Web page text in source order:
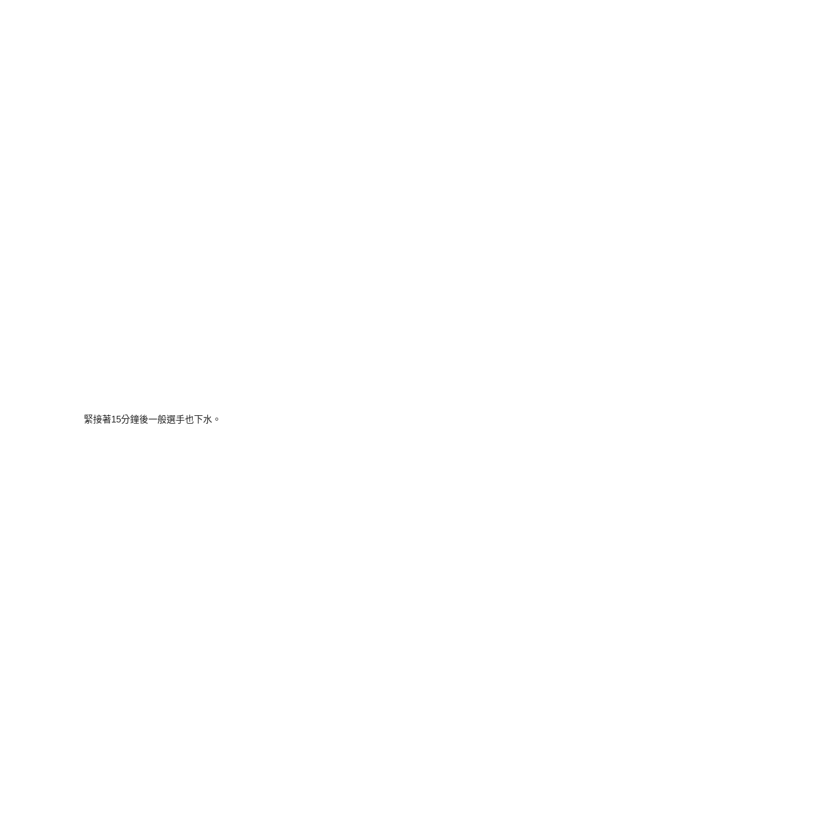
緊接著15分鐘後一般選手也下水。